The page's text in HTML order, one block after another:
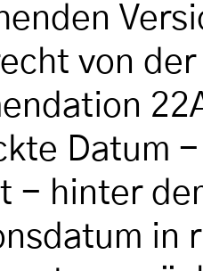
von
Datum
- hinter
in